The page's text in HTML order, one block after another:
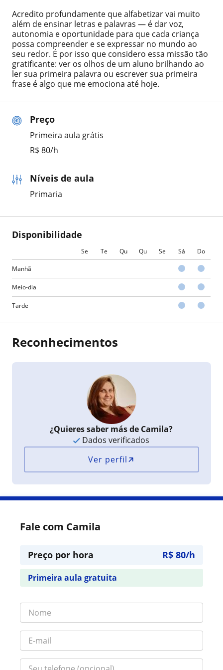
Preço
Primeira aula grátis
R$ 80/h
Níveis de aula
Primaria
Disponibilidade
Se Te Qu Qu Se Sá Do
Manhã
Meio-dia
Tarde
Acredito profundamente que alfabetizar vai muito
além de ensinar letras e palavras — é dar voz,
autonomia e oportunidade para que cada criança
possa compreender e se expressar no mundo ao
seu redor. É por isso que considero essa missão tão
gratificante: ver os olhos de um aluno brilhando ao
ler sua primeira palavra ou escrever sua primeira
frase é algo que me emociona até hoje.
Reconhecimentos
¿Quieres saber más de Camila?
Dados verificados
Ver perfil
Fale com Camila
Preço por hora R$ 80/h
Primeira aula gratuita